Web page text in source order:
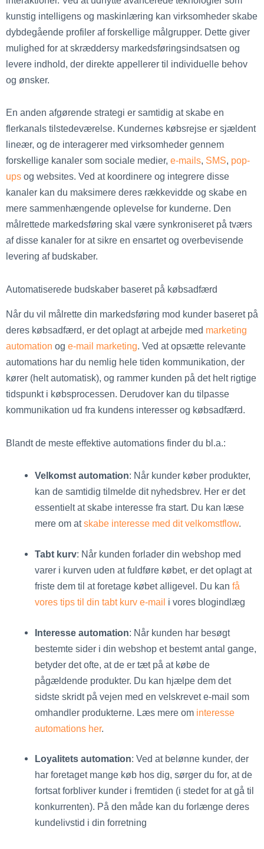
kunstig intelligens og maskinlæring kan virksomheder skabe
dybdegående profiler af forskellige målgrupper. Dette giver
mulighed for at skræddersy markedsføringsindsatsen og
levere indhold, der direkte appellerer til individuelle behov
og ønsker.
En anden afgørende strategi er samtidig at skabe en
flerkanals tilstedeværelse. Kundernes købsrejse er sjældent
lineær, og de interagerer med virksomheder gennem
forskellige kanaler som sociale medier, e-mails, SMS, pop-
ups og websites. Ved at koordinere og integrere disse
kanaler kan du maksimere deres rækkevidde og skabe en
mere sammenhængende oplevelse for kunderne. Den
målrettede markedsføring skal være synkroniseret på tværs
af disse kanaler for at sikre en ensartet og overbevisende
levering af budskaber.
Automatiserede budskaber baseret på købsadfærd
Når du vil målrette din markedsføring mod kunder baseret på
deres købsadfærd, er det oplagt at arbejde med marketing
automation og e-mail marketing. Ved at opsætte relevante
automations har du nemlig hele tiden kommunikation, der
kører (helt automatisk), og rammer kunden på det helt rigtige
tidspunkt i købsprocessen. Derudover kan du tilpasse
kommunikation ud fra kundens interesser og købsadfærd.
Blandt de meste effektive automations finder du bl.a.:
Velkomst automation: Når kunder køber produkter,
kan de samtidig tilmelde dit nyhedsbrev. Her er det
essentielt at skabe interesse fra start. Du kan læse
mere om atskabe interesse med dit velkomstflow.
Tabt kurv: Når kunden forlader din webshop med
varer i kurven uden at fuldføre købet, er det oplagt at
friste dem til at foretage købet alligevel. Du kan få
vores tips til din tabt kurv e-mail i vores blogindlæg
Interesse automation: Når kunden har besøgt
bestemte sider i din webshop et bestemt antal gange,
betyder det ofte, at de er tæt på at købe de
pågældende produkter. Du kan hjælpe dem det
sidste skridt på vejen med en velskrevet e-mail som
omhandler produkterne. Læs mere om interesse
automations her.
Loyalitets automation: Ved at belønne kunder, der
har foretaget mange køb hos dig, sørger du for, at de
fortsat forbliver kunder i fremtiden (i stedet for at gå til
konkurrenten). På den måde kan du forlænge deres
kundelivstid i din forretning